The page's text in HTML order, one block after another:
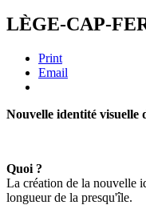
LÈGE-CAP-
Print
Email
Nouvelle identité visuelle
Quoi ?
La création de la nouvelle
longueur de la presqu'île.